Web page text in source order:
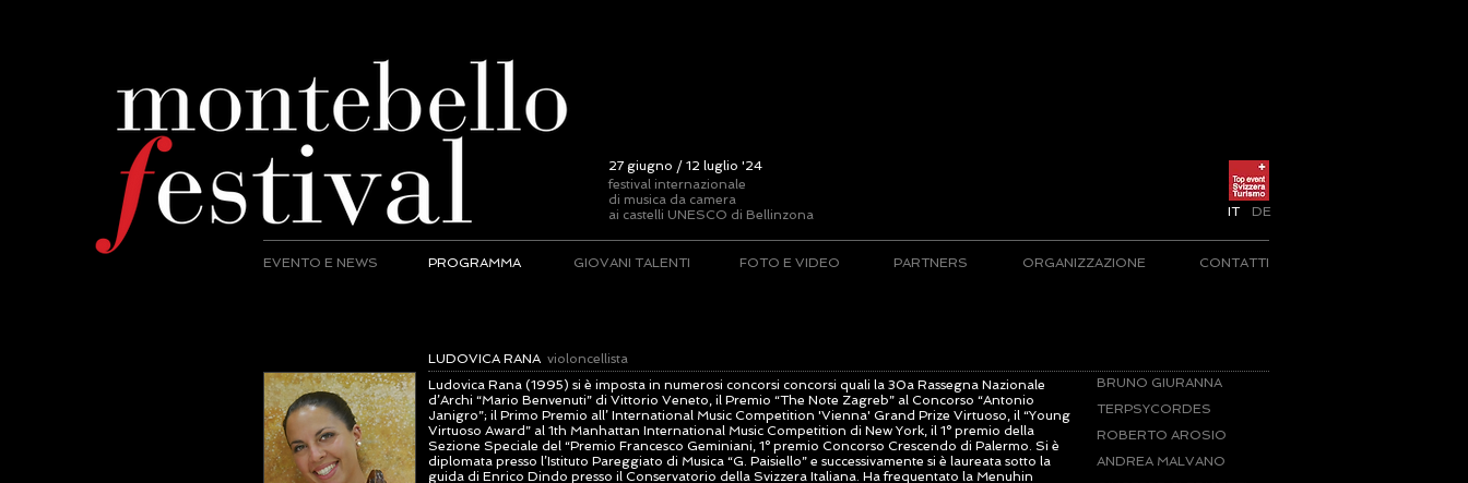
27 giugno / 12 luglio '24
festival internazionale
di musica da camera
ai castelli UNESCO di Bellinzona
IT DE
EVENTO E NEWS PROGRAMMA GIOVANI TALENTI FOTO E VIDEO PARTNERS ORGANIZZAZIONE CONTATTI
LUDOVICA RANA violoncellista
Ludovica Rana (1995) si è imposta in numerosi concorsi concorsi quali la 30a Rassegna Nazionale
d’Archi “Mario Benvenuti” di Vittorio Veneto, il Premio “The Note Zagreb” al Concorso “Antonio
Janigro”; il Primo Premio all’ International Music Competition 'Vienna' Grand Prize Virtuoso, il “Young
Virtuoso Award” al 1th Manhattan International Music Competition di New York, il 1° premio della
Sezione Speciale del “Premio Francesco Geminiani, 1° premio Concorso Crescendo di Palermo. Si è
diplomata presso l’Istituto Pareggiato di Musica “G. Paisiello” e successivamente si è laureata sotto la
guida di Enrico Dindo presso il Conservatorio della Svizzera Italiana. Ha frequentato la Menuhin
BRUNO GIURANNA
TERPSYCORDES
ROBERTO AROSIO
ANDREA MALVANO